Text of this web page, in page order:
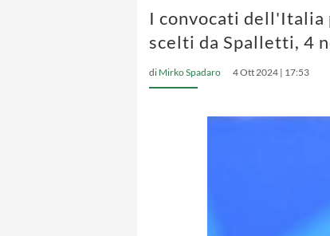
I convocati dell'Italia
scelti da Spalletti, 4
di Mirko Spadaro 4 Ott 2024 | 17:53